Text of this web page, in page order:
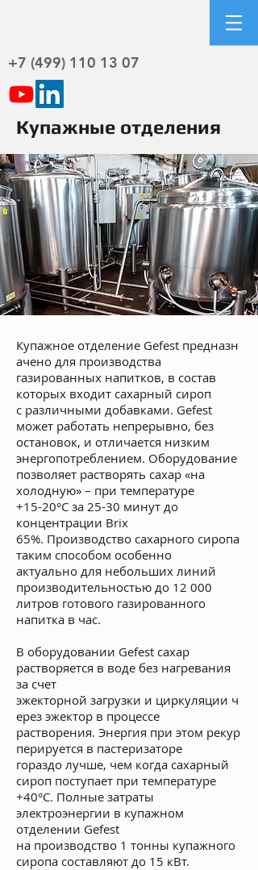
+7 (499) 110 13 07
Купажные отделения
Купажное отделение Gefest предназн
ачено для производства
газированных напитков, в состав
которых входит сахарный сироп
с различными добавками. Gefest
может работать непрерывно, без
остановок, и отличается низким
энергопотреблением. Оборудование
позволяет растворять сахар «на
холодную» – при температуре
+15-20°C за 25-30 минут до
концентрации Brix
65%. Производство сахарного сиропа
таким способом особенно
актуально для небольших линий
производительностью до 12 000
литров готового газированного
напитка в час.
В оборудовании Gefest сахар
растворяется в воде без нагревания
за счет
эжекторной загрузки и циркуляции ч
ерез эжектор в процессе
растворения. Энергия при этом рекур
перируется в пастеризаторе
гораздо лучше, чем когда сахарный
сироп поступает при температуре
+40°C. Полные затраты
электроэнергии в купажном
отделении Gefest
на производство 1 тонны купажного
сиропа составляют до 15 кВт.